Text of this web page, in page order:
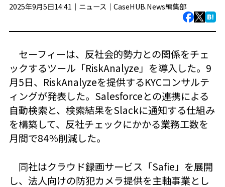
2025年9月5日14:41｜ ニュース ｜ CaseHUB.News編集部
セーフィーは、反社会的勢力との関係をチェ
ックするツール「RiskAnalyze」を導入した。9
月5日、RiskAnalyzeを提供するKYCコンサルテ
ィングが発表した。Salesforceとの連携による
自動検索と、検索結果をSlackに通知する仕組み
を構築して、反社チェックにかかる業務工数を
月間で84％削減した。
同社はクラウド録画サービス「Safie」を展開
し、法人向けの防犯カメラ提供を主軸事業とし